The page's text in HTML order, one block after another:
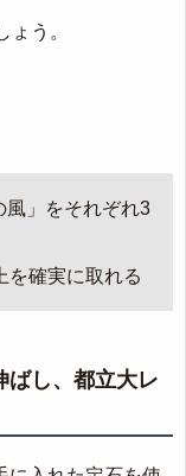
う。
風」をそれぞれ3
を確実に取れる
ばし、都立大レ